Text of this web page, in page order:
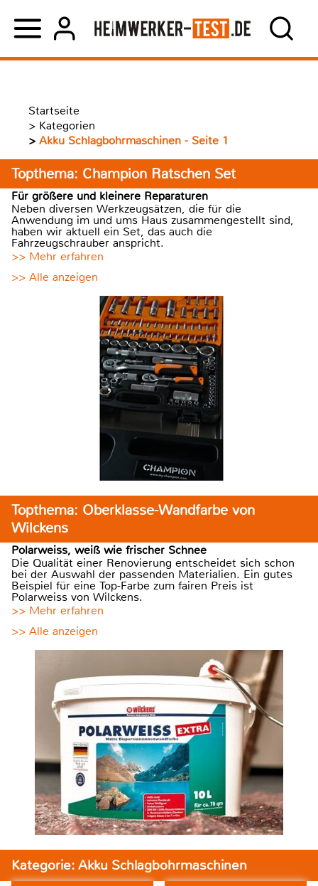
Startseite
> Kategorien
> Akku Schlagbohrmaschinen - Seite 1
Topthema: Champion Ratschen Set
Für größere und kleinere Reparaturen
Neben diversen Werkzeugsätzen, die für die
Anwendung im und ums Haus zusammengestellt sind,
haben wir aktuell ein Set, das auch die
Fahrzeugschrauber anspricht.
>> Mehr erfahren
>> Alle anzeigen
Topthema: Oberklasse-Wandfarbe von
Wilckens
Polarweiss, weiß wie frischer Schnee
Die Qualität einer Renovierung entscheidet sich schon
bei der Auswahl der passenden Materialien. Ein gutes
Beispiel für eine Top-Farbe zum fairen Preis ist
Polarweiss von Wilckens.
>> Mehr erfahren
>> Alle anzeigen
Kategorie: Akku Schlagbohrmaschinen